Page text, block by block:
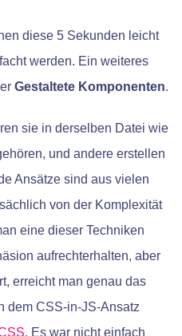
diese 5 Sekunden leicht
werden. Ein weiteres
Gestaltete Komponenten.
sie in derselben Datei wie
und andere erstellen
Ansätze sind aus vielen
von der Komplexität
eine dieser Techniken
aufrechterhalten, aber
erreicht man genau das
dem CSS-in-JS-Ansatz
. Es war nicht einfach